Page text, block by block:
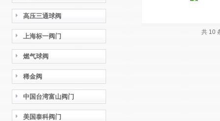
高压三通球阀
上海标一阀门
燃气球阀
稀金阀
中国台湾富山阀门
美国泰科阀门
共 10